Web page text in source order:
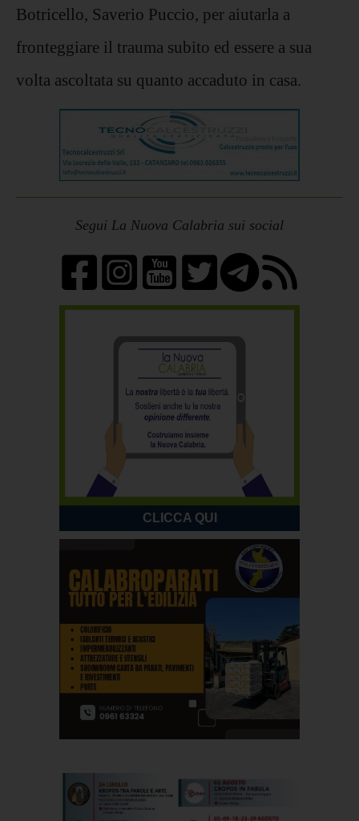
Botricello, Saverio Puccio, per aiutarla a
fronteggiare il trauma subito ed essere a sua
volta ascoltata su quanto accaduto in casa.
Segui La Nuova Calabria sui social
CLICCA QUI